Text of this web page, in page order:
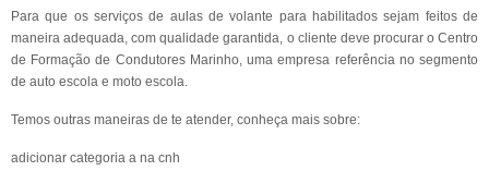
Para que os serviços de aulas de volante para habilitados sejam feitos de
maneira adequada, com qualidade garantida, o cliente deve procurar o Centro
de Formação de Condutores Marinho, uma empresa referência no segmento
de auto escola e moto escola.
Temos outras maneiras de te atender, conheça mais sobre:
adicionar categoria a na cnh